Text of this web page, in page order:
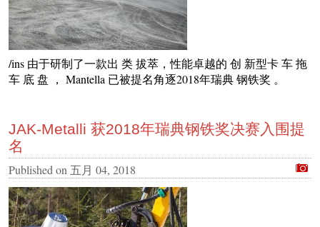
/ins 由于研制了一款出 类 拔萃，性能卓越的 创 新型卡 车 拖
车 底 盘 ， Mantella 已被提名角逐2018年瑞典 钢铁奖 。
JAK-Metalli 获2018年瑞典钢铁奖决赛入围提
名
Published on 五月 04, 2018